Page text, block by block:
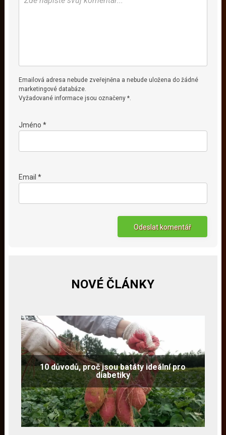
Emailová adresa nebude zveřejněna a nebude uložena do žádné
marketingové databáze.
Vyžadované informace jsou označeny *.
Jméno *
Email *
NOVÉ ČLÁNKY
10 důvodů, proč jsou batáty ideální pro
diabetiky